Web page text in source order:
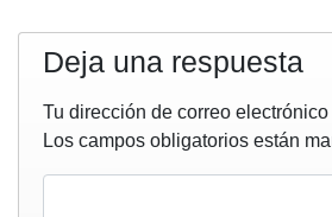
Deja una respuesta
Tu dirección de correo
Los campos obligatorios están